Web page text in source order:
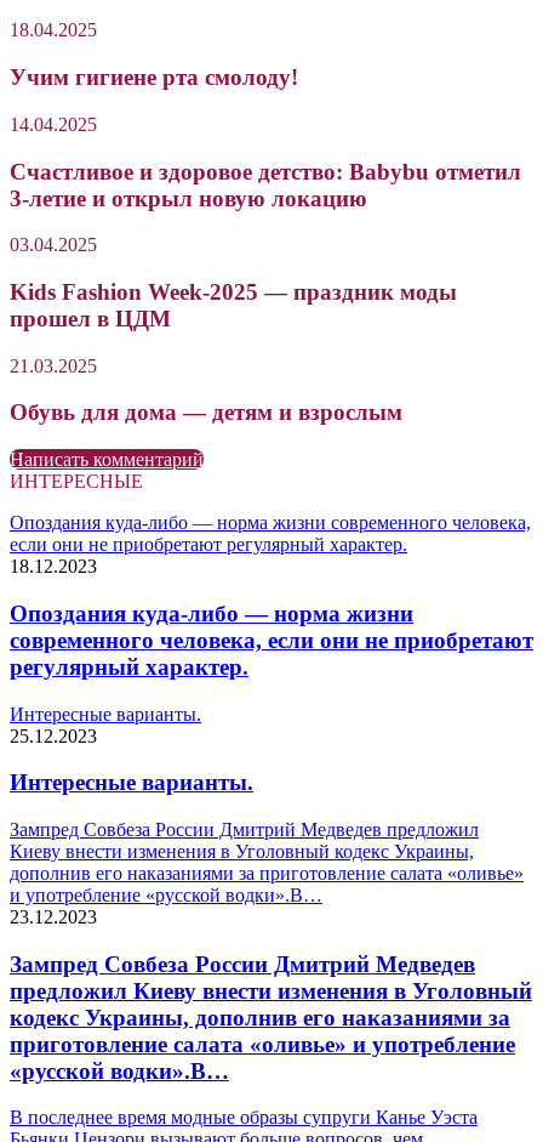
18.04.2025
Учим гигиене рта смолоду!
14.04.2025
Счастливое и здоровое детство: Babybu отметил
3-летие и открыл новую локацию
03.04.2025
Kids Fashion Week-2025 — праздник моды
прошел в ЦДМ
21.03.2025
Обувь для дома — детям и взрослым
Написать комментарий
ИНТЕРЕСНЫЕ
Опоздания куда-либо — норма жизни современного человека,
если они не приобретают регулярный характер.
18.12.2023
Опоздания куда-либо — норма жизни
современного человека, если они не приобретают
регулярный характер.
Интересные варианты.
25.12.2023
Интересные варианты.
Зампред Совбеза России Дмитрий Медведев предложил
Киеву внести изменения в Уголовный кодекс Украины,
дополнив его наказаниями за приготовление салата «оливье»
и употребление «русской водки».В…
23.12.2023
Зампред Совбеза России Дмитрий Медведев
предложил Киеву внести изменения в Уголовный
кодекс Украины, дополнив его наказаниями за
приготовление салата «оливье» и употребление
«русской водки».В…
В последнее время модные образы супруги Канье Уэста